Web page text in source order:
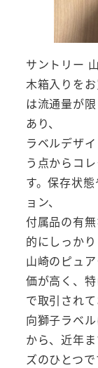
サントリー
木箱入りを
は流通量が
あり、
ラベルデザ
う点からコ
す。保存状
ョン、
付属品の有
的にしっか
山崎のピュ
価が高く、
で取引されて
向獅子ラベ
から、近年
ズのひとつ